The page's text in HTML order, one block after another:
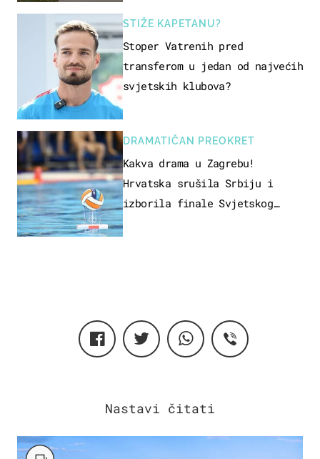
STIŽE KAPETANU?
Stoper Vatrenih pred
transferom u jedan od najvećih
svjetskih klubova?
DRAMATIČAN PREOKRET
Kakva drama u Zagrebu!
Hrvatska srušila Srbiju i
izborila finale Svjetskog